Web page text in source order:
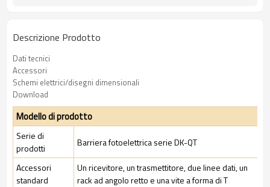
Descrizione Prodotto
Dati tecnici
Accessori
Schemi elettrici/disegni dimensionali
Download
Modello di prodotto
Serie di
prodotti
Barriera fotoelettrica serie DK-QT
Accessori
standard
Un ricevitore, un trasmettitore, due linee dati, un
rack ad angolo retto e una vite a forma di T